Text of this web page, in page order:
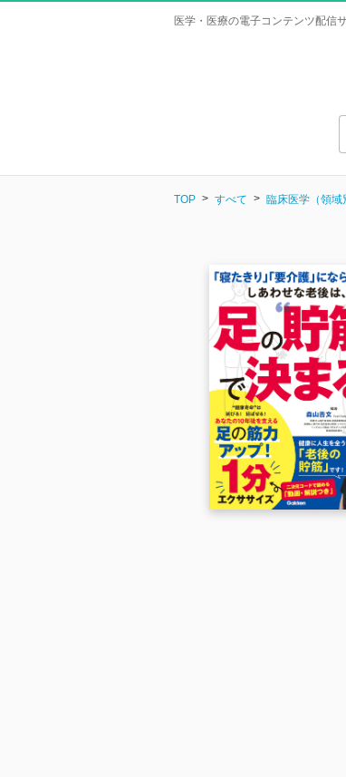
医学・医療の電子コンテンツ配信
TOP すべて 臨床医学（領域